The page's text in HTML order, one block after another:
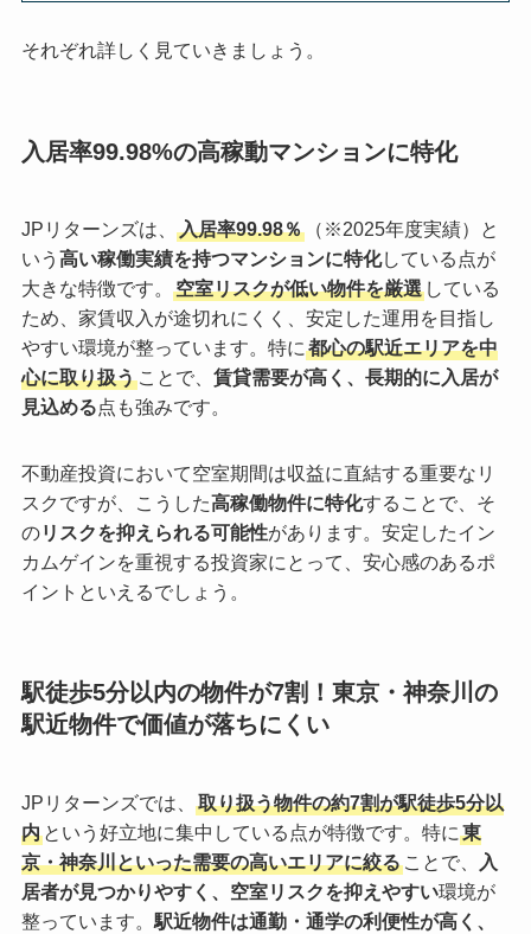
それぞれ詳しく見ていきましょう。
入居率99.98%の高稼動マンションに特化
JPリターンズは、 入居率99.98％（※2025年度実績）と
いう 高い稼働実績を持つマンションに特化している点が
大きな特徴です。
空室リスクが低い物件を厳選している
ため、家賃収入が途切れにくく、安定した運用を目指し
やすい環境が整っています。特に 都心の駅近エリアを中
心に取り扱うことで、 賃貸需要が高く、長期的に入居が
見込める点も強みです。
不動産投資において空室期間は収益に直結する重要なリ
スクですが、こうした高稼働物件に特化することで、そ
のリスクを抑えられる可能性があります。安定したイン
カムゲインを重視する投資家にとって、安心感のあるポ
イントといえるでしょう。
駅徒歩5分以内の物件が7割！東京・神奈川の
駅近物件で価値が落ちにくい
JPリターンズでは、
取り扱う物件の約7割が駅徒歩5分以
内という好立地に集中している点が特徴です。特に 東
京・神奈川といった需要の高いエリアに絞ることで、
入
居者が見つかりやすく、空室リスクを抑えやすい環境が
整っています。 駅近物件は通勤・通学の利便性が高く、